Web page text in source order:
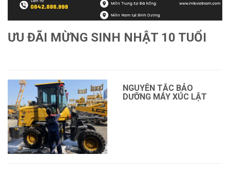
ƯU ĐÃI MỪNG SINH NHẬT 10 TUỔI
NGUYÊN TẮC BẢO
DƯỠNG MÁY XÚC LẬT